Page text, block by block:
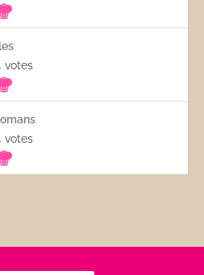
votes
votes